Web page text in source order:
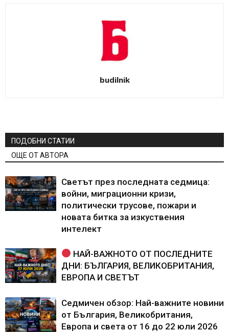
budilnik
ПОДОБНИ СТАТИИ
ОЩЕ ОТ АВТОРА
Светът през последната седмица:
войни, миграционни кризи,
политически трусове, пожари и
новата битка за изкуствения
интелект
НАЙ-ВАЖНОТО ОТ ПОСЛЕДНИТЕ
ДНИ: БЪЛГАРИЯ, ВЕЛИКОБРИТАНИЯ,
ЕВРОПА И СВЕТЪТ
Седмичен обзор: Най-важните новини
от България, Великобритания,
Европа и света от 16 до 22 юли 2026